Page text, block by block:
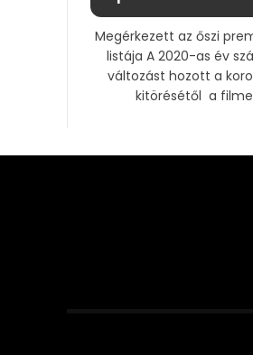
Megérkezett az őszi
listája A 2020-as év
változást hozott a
kitörésétől a